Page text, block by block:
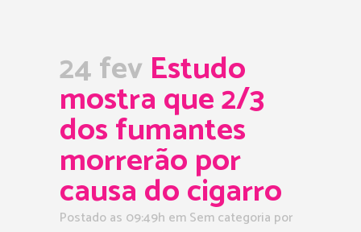
24 fev Estudo
mostra que 2/3
dos fumantes
morrerão por
causa do cigarro
Postado as 09:49h em Sem categoria por